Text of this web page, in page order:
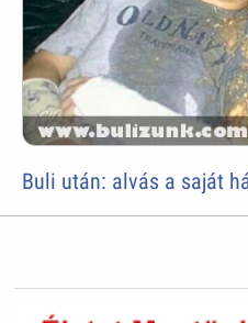
Buli után: alvás a saját